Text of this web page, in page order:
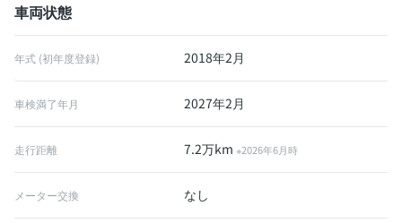
車両状態
年式 (初年度登録) 2018年2月
車検満了年月 2027年2月
走行距離 7.2万km※2026年6月時
メーター交換 なし